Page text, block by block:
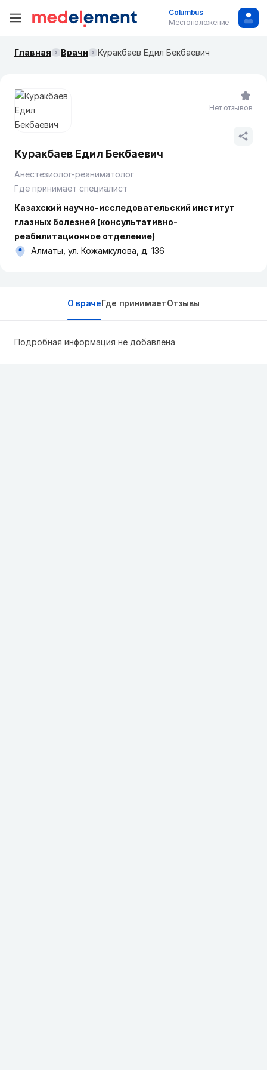
Columbus
Местоположение
Главная Врачи Куракбаев Едил Бекбаевич
Куракбаев Едил Бекбаевич
Анестезиолог-реаниматолог
Где принимает специалист
Казахский научно-исследовательский институт
глазных болезней (консультативно-
реабилитационное отделение)
Алматы, ул. Кожамкулова, д. 136
Нет отзывов
О врачеГде принимаетОтзывы
Подробная информация не добавлена